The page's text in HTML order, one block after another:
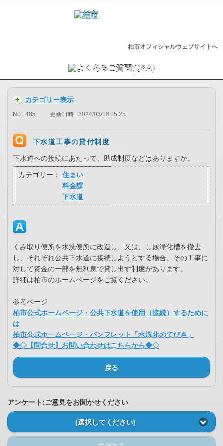
柏市オフィシャルウェブサイトへ
カテゴリー表示
No : 485 更新日時 : 2024/03/18 15:25
下水道工事の貸付制度
下水道への接続にあたって、助成制度などはありますか。
カテゴリー：
住まい
料金課
下水道
くみ取り便所を水洗便所に改造し、又は、し尿浄化槽を撤去
し、それぞれ公共下水道に接続しようとする場合、その工事に
対して資金の一部を無利息で貸し出す制度があります。
詳細は柏市のホームページをご覧ください。
参考ページ
柏市公式ホームページ・公共下水道を使用（接続）するために
は
柏市公式ホームページ・パンフレット「水洗化のてびき」
◆◇【問合せ】お問い合わせはこちらから◆◇
戻る
アンケート:ご意見をお聞かせください
(選択してください)